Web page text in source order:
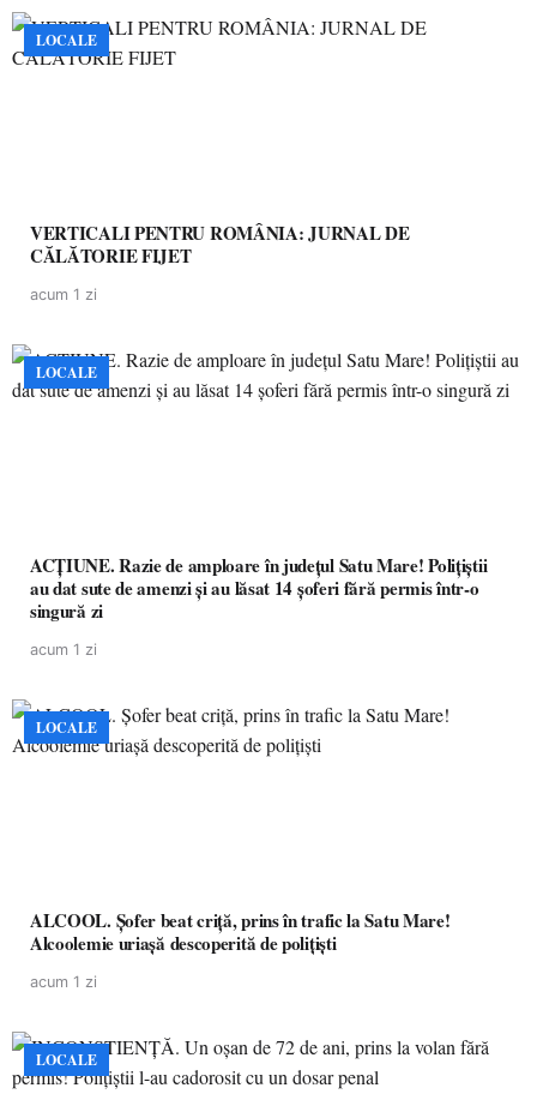
LOCALE
VERTICALI PENTRU ROMÂNIA: JURNAL DE
CĂLĂTORIE FIJET
acum 1 zi
LOCALE
ACȚIUNE. Razie de amploare în județul Satu Mare! Polițiștii
au dat sute de amenzi și au lăsat 14 șoferi fără permis într-o
singură zi
acum 1 zi
LOCALE
ALCOOL. Șofer beat criță, prins în trafic la Satu Mare!
Alcoolemie uriașă descoperită de polițiști
acum 1 zi
LOCALE